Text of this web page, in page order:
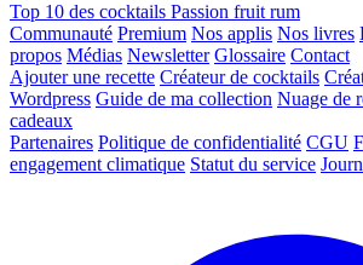
Top 10 des cocktails Passion fruit rum
Communauté Premium Nos applis Nos livres
propos Médias Newsletter Glossaire Contact
Ajouter une recette Créateur de cocktails
Wordpress Guide de ma collection Nuage de
cadeaux
Partenaires Politique de confidentialité CGU
engagement climatique Statut du service